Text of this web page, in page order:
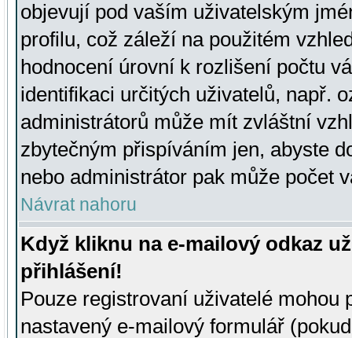
objevují pod vaším uživatelským
profilu, což záleží na použitém
hodnocení úrovní k rozlišení počtu
identifikaci určitých uživatelů, např.
administrátorů může mít zvláštní
zbytečným přispíváním jen, abyste
nebo administrátor pak může počet
Návrat nahoru
Když kliknu na e-mailový odkaz
přihlášení!
Pouze registrovaní uživatelé mohou
nastavený e-mailový formulář